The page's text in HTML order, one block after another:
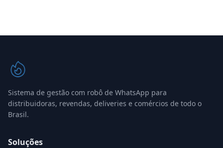
Sistema de gestão com robô de WhatsApp para
distribuidoras, revendas, deliveries e comércios de todo o
Brasil.
Soluções